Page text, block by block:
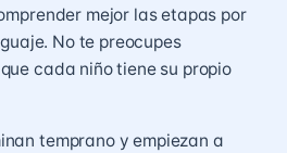
mejor las etapas por
No te preocupes
cada niño tiene su propio
temprano y empiezan a